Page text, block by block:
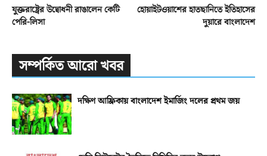
যুক্তরাষ্ট্রের উদ্বোধনী রাঙালেন কেটি
পেরি-লিসা
হোয়াইটওয়াশের হাতছানিতে ইতিহাসের
দুয়ারে বাংলাদেশ
সম্পর্কিত আরো খবর
দক্ষিণ আফ্রিকায় বাংলাদেশ ইমার্জিং দলের প্রথম জয়